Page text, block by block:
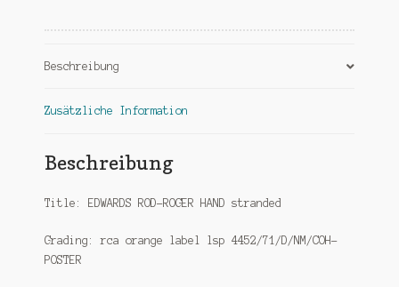
Beschreibung
Zusätzliche Information
Beschreibung
Title: EDWARDS ROD-ROGER HAND stranded
Grading: rca orange label lsp 4452/71/D/NM/COH-
POSTER